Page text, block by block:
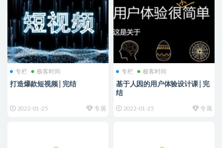
专栏 极客时间
打造爆款短视频 | 完结
2022-01-25 专属
专栏 极客时间
基于人因的用户体验设计课 | 完
结
2022-01-25 专属